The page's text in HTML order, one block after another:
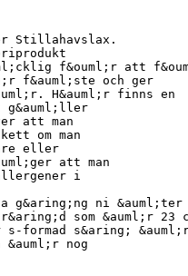
Stillahavslax.
f&ouml;r att
f&auml;ste och ger
H&auml;r finns en
g&auml;ller
att man
om man
eller
att man
i
g&aring;ng ni &auml;ter
som &auml;r 23
formad s&aring;
nog